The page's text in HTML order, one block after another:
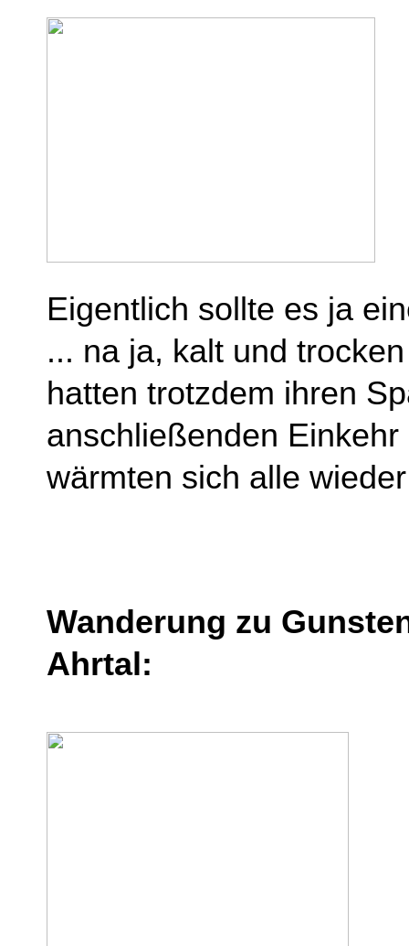
Eigentlich sollte es ja
... na ja, kalt und
hatten trotzdem ihren
anschließenden
wärmten sich alle
Wanderung zu
Ahrtal: